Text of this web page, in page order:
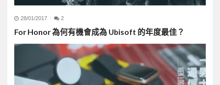
28/01/2017 2
For Honor 為何有機會成為 Ubisoft 的年度最佳？